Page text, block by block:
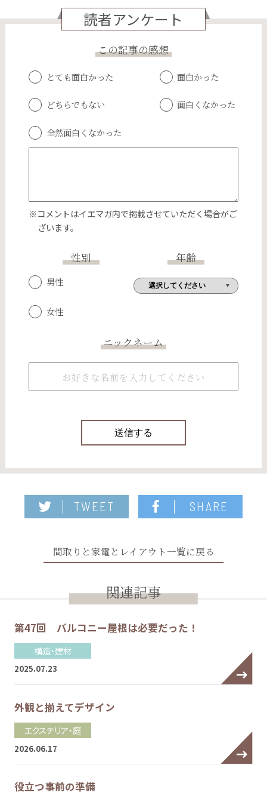
読者アンケート
この記事の感想
とても面白かった 面白かった
どちらでもない 面白くなかった
全然面白くなかった
※コメントはイエマガ内で掲載させていただく場合がご
ざいます。
性別
男性
女性
年齢
ニックネーム
TWEET SHARE
間取りと家電とレイアウト一覧に戻る
関連記事
第47回 バルコニー屋根は必要だった！
構造・建材
2025.07.23
外観と揃えてデザイン
エクステリア・庭
2026.06.17
役立つ事前の準備